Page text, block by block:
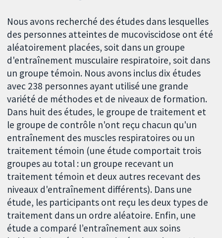
Nous avons recherché des études dans lesquelles
des personnes atteintes de mucoviscidose ont été
aléatoirement placées, soit dans un groupe
d'entraînement musculaire respiratoire, soit dans
un groupe témoin. Nous avons inclus dix études
avec 238 personnes ayant utilisé une grande
variété de méthodes et de niveaux de formation.
Dans huit des études, le groupe de traitement et
le groupe de contrôle n'ont reçu chacun qu'un
entraînement des muscles respiratoires ou un
traitement témoin (une étude comportait trois
groupes au total : un groupe recevant un
traitement témoin et deux autres recevant des
niveaux d'entraînement différents). Dans une
étude, les participants ont reçu les deux types de
traitement dans un ordre aléatoire. Enfin, une
étude a comparé l’entraînement aux soins